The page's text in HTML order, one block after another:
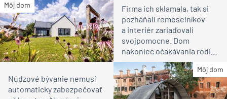
Môj dom
Firma ich sklamala, tak si
pozháňali remeselníkov
a interiér zariaďovali
svojpomocne. Dom
nakoniec očakávania rodiny
prekonal
Môj dom
Núdzové bývanie nemusí
automaticky zabezpečovať